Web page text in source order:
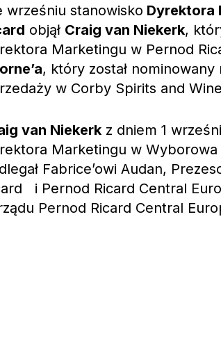
wrześniu stanowisko Dyrektora
objął Craig van Niekerk,
Marketingu w Pernod
, który został
w Corby Spirits and
van Niekerk z dniem 1
Marketingu w
Fabrice’owi Audan,
i Pernod Ricard Central
Pernod Ricard Central